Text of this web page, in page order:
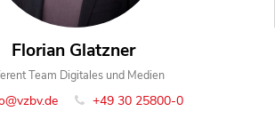
Florian Glatzner
Team Digitales und Medien
+49 30 25800-0